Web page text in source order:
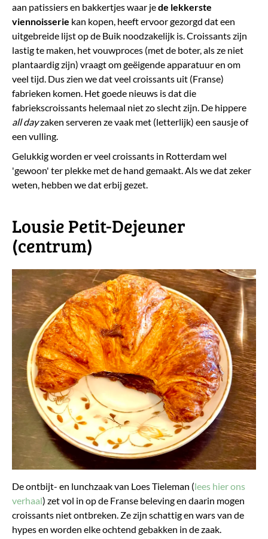
aan patissiers en bakkertjes waar jede lekkerste
viennoisserie kan kopen, heeft ervoor gezorgd dat een
uitgebreide lijst op de Buik noodzakelijk is. Croissants zijn
lastig te maken, het vouwproces (met de boter, als ze niet
plantaardig zijn) vraagt om geëigende apparatuur en om
veel tijd. Dus zien we dat veel croissants uit (Franse)
fabrieken komen. Het goede nieuws is dat die
fabriekscroissants helemaal niet zo slecht zijn. De hippere
all dayzaken serveren ze vaak met (letterlijk) een sausje of
een vulling.
Gelukkig worden er veel croissants in Rotterdam wel
'gewoon' ter plekke met de hand gemaakt. Als we dat zeker
weten, hebben we dat erbij gezet.
Lousie Petit-Dejeuner
(centrum)
De ontbijt- en lunchzaak van Loes Tieleman (lees hier ons
verhaal) zet vol in op de Franse beleving en daarin mogen
croissants niet ontbreken. Ze zijn schattig en wars van de
hypes en worden elke ochtend gebakken in de zaak.